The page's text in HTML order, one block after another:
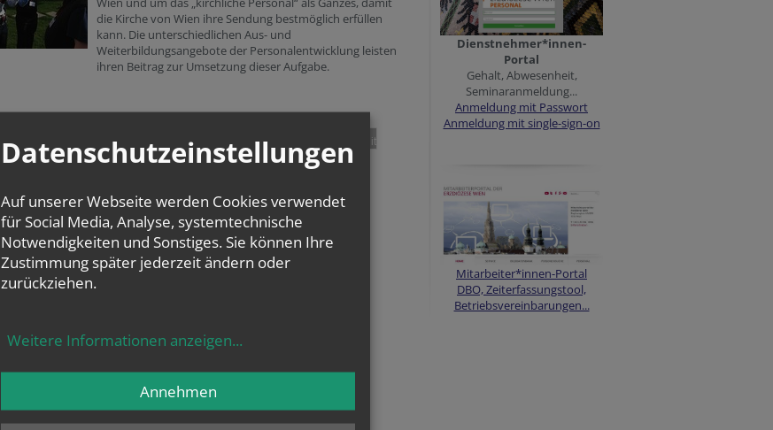
die Kirche von Wien ihre Sendung bestmöglich erfüllen
kann. Die unterschiedlichen Aus- und
Weiterbildungsangebote der Personalentwicklung leisten
ihren Beitrag zur Umsetzung dieser Aufgabe.
pin it
Dienstnehmer*innen-
Portal
Gehalt, Abwesenheit,
Seminaranmeldung...
Anmeldung mit Passwort
Anmeldung mit single-sign-on
Mitarbeiter*innen-Portal
DBO, Zeiterfassungstool,
Betriebsvereinbarungen...
Datenschutzeinstellungen
Auf unserer Webseite werden Cookies verwendet
für Social Media, Analyse, systemtechnische
Notwendigkeiten und Sonstiges. Sie können Ihre
Zustimmung später jederzeit ändern oder
zurückziehen.
Weitere Informationen anzeigen...
Annehmen